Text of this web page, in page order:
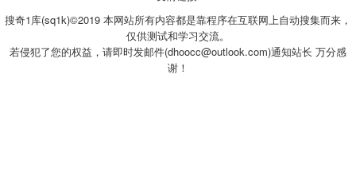
搜奇1库(sq1k)©2019 本网站所有内容都是靠程序在互联网上自动搜集而来，
仅供测试和学习交流。
若侵犯了您的权益，请即时发邮件(dhoocc@outlook.com)通知站长 万分感
谢！